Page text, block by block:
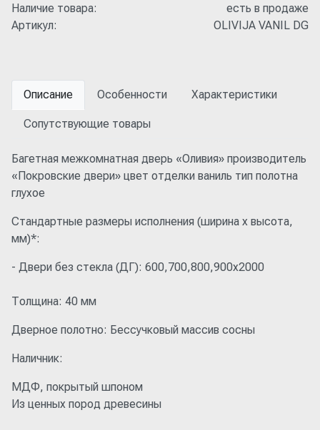
Наличие товара:
есть в продаже
Артикул:
OLIVIJA VANIL DG
Описание Особенности Характеристики
Сопутствующие товары
Багетная межкомнатная дверь «Оливия» производитель
«Покровские двери» цвет отделки ваниль тип полотна
глухое
Стандартные размеры исполнения (ширина x высота,
мм)*:
- Двери без стекла (ДГ): 600,700,800,900x2000
Толщина: 40 мм
Дверное полотно: Бессучковый массив сосны
Наличник:
МДФ, покрытый шпоном
Из ценных пород древесины